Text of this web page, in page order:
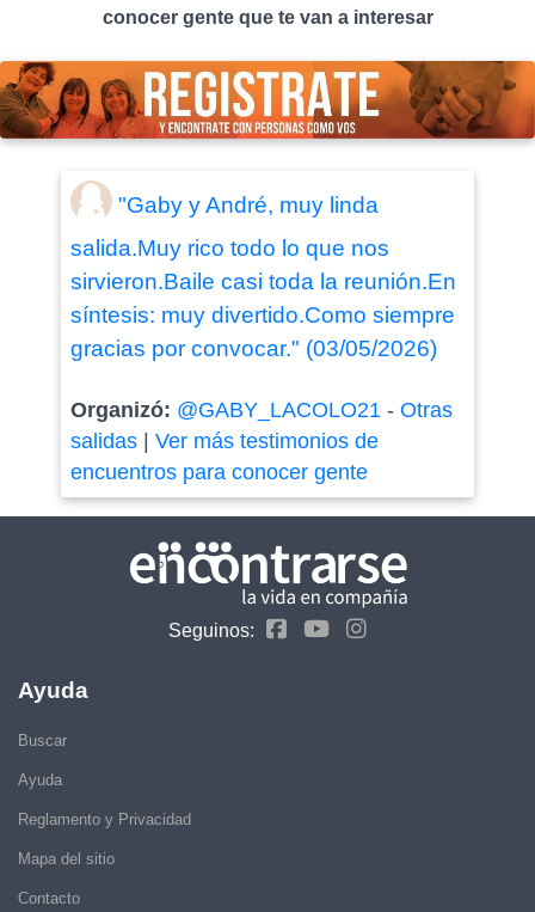
conocer gente que te van a interesar
"Gaby y André, muy linda
salida.Muy rico todo lo que nos
sirvieron.Baile casi toda la reunión.En
síntesis: muy divertido.Como siempre
gracias por convocar." (03/05/2026)
Organizó: @GABY_LACOLO21- Otras
salidas| Ver más testimonios de
encuentros para conocer gente
Seguinos:
Ayuda
Buscar
Ayuda
Reglamento y Privacidad
Mapa del sitio
Contacto